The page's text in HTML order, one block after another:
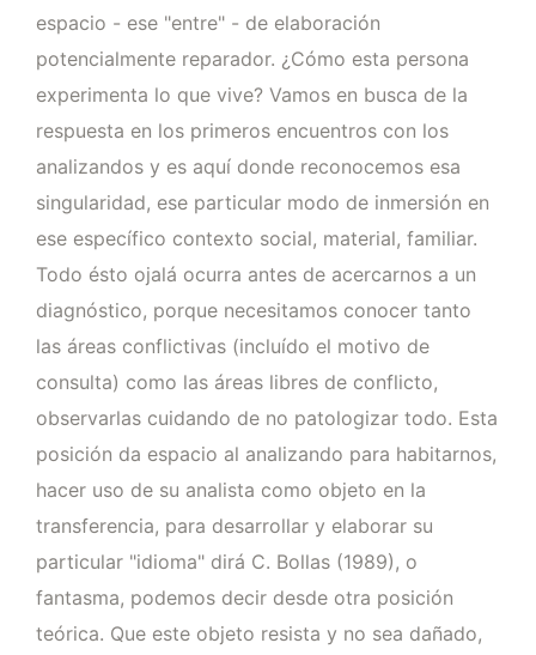
espacio - ese "entre" - de elaboración
potencialmente reparador. ¿Cómo esta persona
experimenta lo que vive? Vamos en busca de la
respuesta en los primeros encuentros con los
analizandos y es aquí donde reconocemos esa
singularidad, ese particular modo de inmersión en
ese específico contexto social, material, familiar.
Todo ésto ojalá ocurra antes de acercarnos a un
diagnóstico, porque necesitamos conocer tanto
las áreas conflictivas (incluído el motivo de
consulta) como las áreas libres de conflicto,
observarlas cuidando de no patologizar todo. Esta
posición da espacio al analizando para habitarnos,
hacer uso de su analista como objeto en la
transferencia, para desarrollar y elaborar su
particular "idioma" dirá C. Bollas (1989), o
fantasma, podemos decir desde otra posición
teórica. Que este objeto resista y no sea dañado,